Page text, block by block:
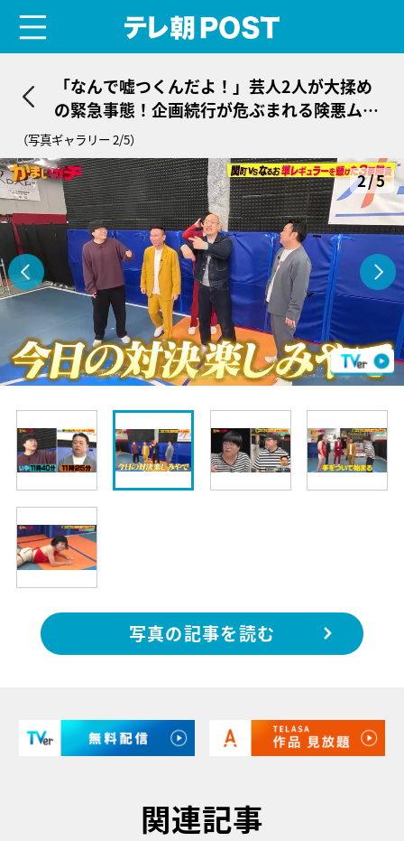
「なんで嘘つくんだよ！」芸人2人が大揉め
の緊急事態！企画続行が危ぶまれる険悪ムー
ドに
（写真ギャラリー 2/5）
2/5
写真の記事を読む
関連記事